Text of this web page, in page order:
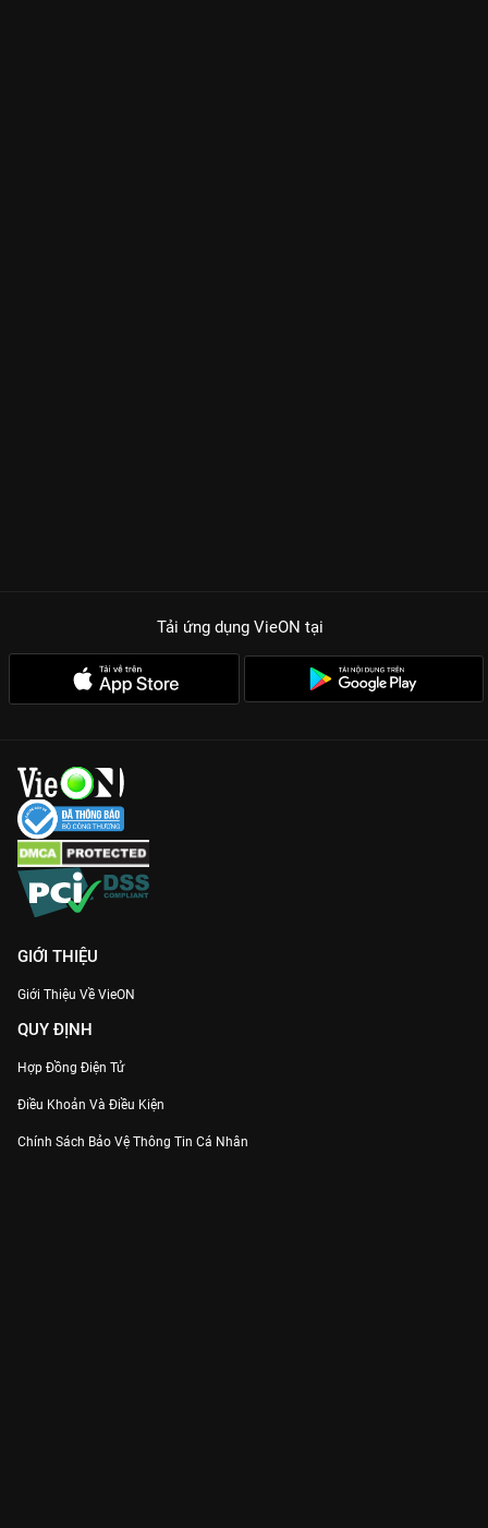
Tải ứng dụng VieON tại
GIỚI THIỆU
Giới Thiệu Về VieON
QUY ĐỊNH
Hợp Đồng Điện Tử
Điều Khoản Và Điều Kiện
Chính Sách Bảo Vệ Thông Tin Cá Nhân